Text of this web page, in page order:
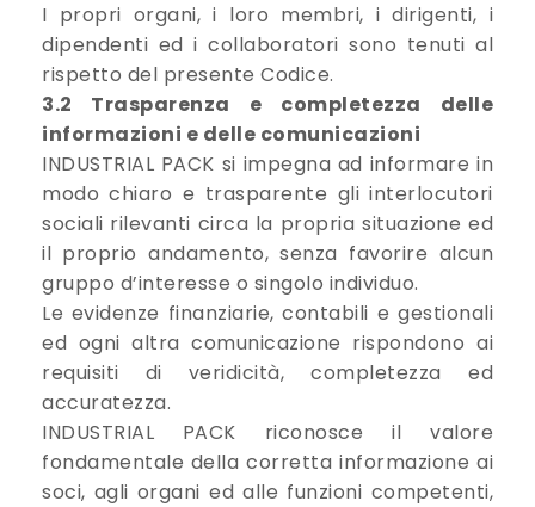
I propri organi, i loro membri, i dirigenti, i
dipendenti ed i collaboratori sono tenuti al
rispetto del presente Codice.
3.2 Trasparenza e completezza delle
informazioni e delle comunicazioni
INDUSTRIAL PACK si impegna ad informare in
modo chiaro e trasparente gli interlocutori
sociali rilevanti circa la propria situazione ed
il proprio andamento, senza favorire alcun
gruppo d’interesse o singolo individuo.
Le evidenze finanziarie, contabili e gestionali
ed ogni altra comunicazione rispondono ai
requisiti di veridicità, completezza ed
accuratezza.
INDUSTRIAL PACK riconosce il valore
fondamentale della corretta informazione ai
soci, agli organi ed alle funzioni competenti,